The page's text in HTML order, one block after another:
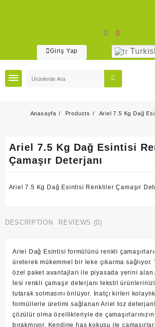
Giriş Yap
Anasayfa Products
Ariel 7.5 Kg Dağ
Ariel 7.5 Kg Dağ Esintisi
Çamaşır Deterjanı
Ariel 7.5 Kg Dağ Esintisi Renkliler Çamaşır
DESCRIPTION REVIEWS (0)
Ariel Dağ Esintisi formülünü renkli
üreterek mükemmel bir leke çıkarma sağlıyor.
özel paket avantajlari ile piyasada yerini alan
tesi renkli çamaşır deterjanı tekstil
tutarak solmasını önlüyor. İnatçı kirleri
formüllerle üretimi sağlanan Ariel toz
çözülür olma özellikleriyle de
bırakmıyor. Kendine has kokusu ile